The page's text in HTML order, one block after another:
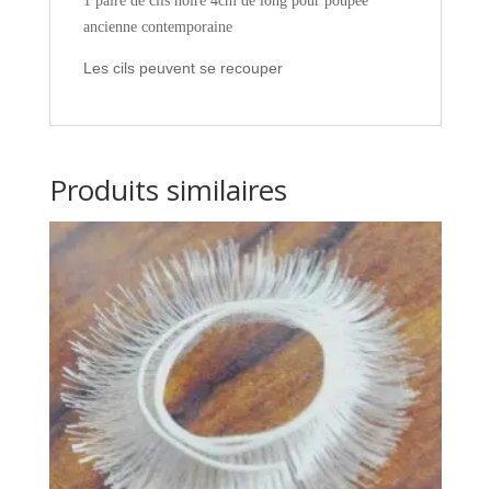
ancienne contemporaine
Les cils peuvent se recouper
Produits similaires